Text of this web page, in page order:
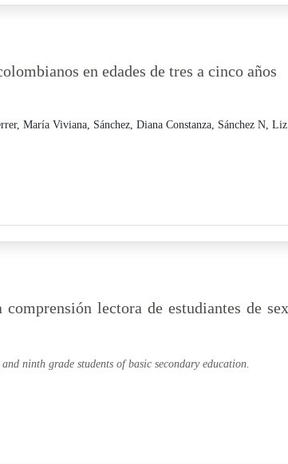
en edades de tres a cinco años
María Viviana, Sánchez, Diana Constanza, Sánchez N, Liz
lectora de estudiantes de
ninth grade students of basic secondary education.